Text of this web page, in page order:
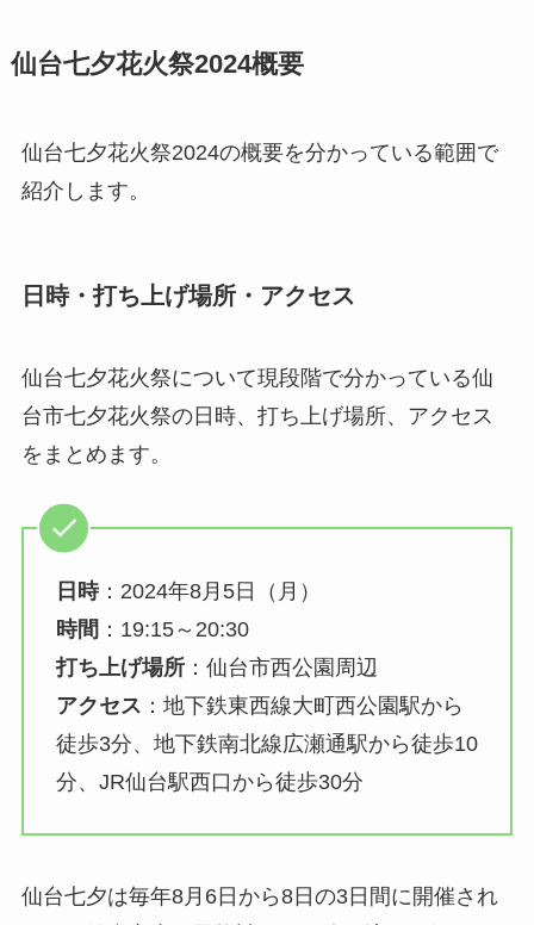
仙台七夕花火祭2024概要
仙台七夕花火祭2024の概要を分かっている範囲で
紹介します。
日時・打ち上げ場所・アクセス
仙台七夕花火祭について現段階で分かっている仙
台市七夕花火祭の日時、打ち上げ場所、アクセス
をまとめます。
日時：2024年8月5日（月）
時間 ：19:15～20:30
打ち上げ場所：仙台市西公園周辺
アクセス ：地下鉄東西線大町西公園駅から
徒歩3分、地下鉄南北線広瀬通駅から徒歩10
分、JR仙台駅西口から徒歩30分
仙台七夕は毎年8月6日から8日の3日間に開催され